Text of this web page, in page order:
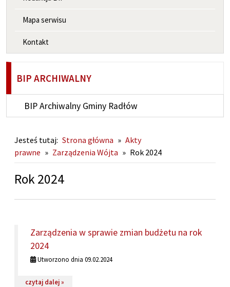
Mapa serwisu
Kontakt
BIP ARCHIWALNY
BIP Archiwalny Gminy Radłów
Jesteś tutaj: Strona główna » Akty
prawne » Zarządzenia Wójta » Rok 2024
Rok 2024
Zarządzenia w sprawie zmian budżetu na rok
2024
Utworzono dnia 09.02.2024
czytaj dalej »